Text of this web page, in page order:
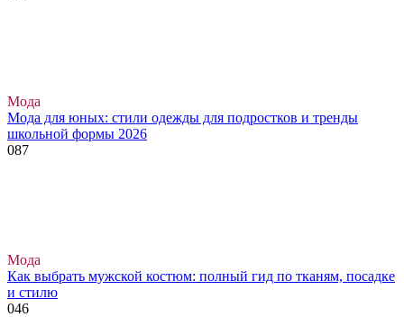
Мода
Мода для юных: стили одежды для подростков и тренды
школьной формы 2026
087
Мода
Как выбрать мужской костюм: полный гид по тканям, посадке
и стилю
046